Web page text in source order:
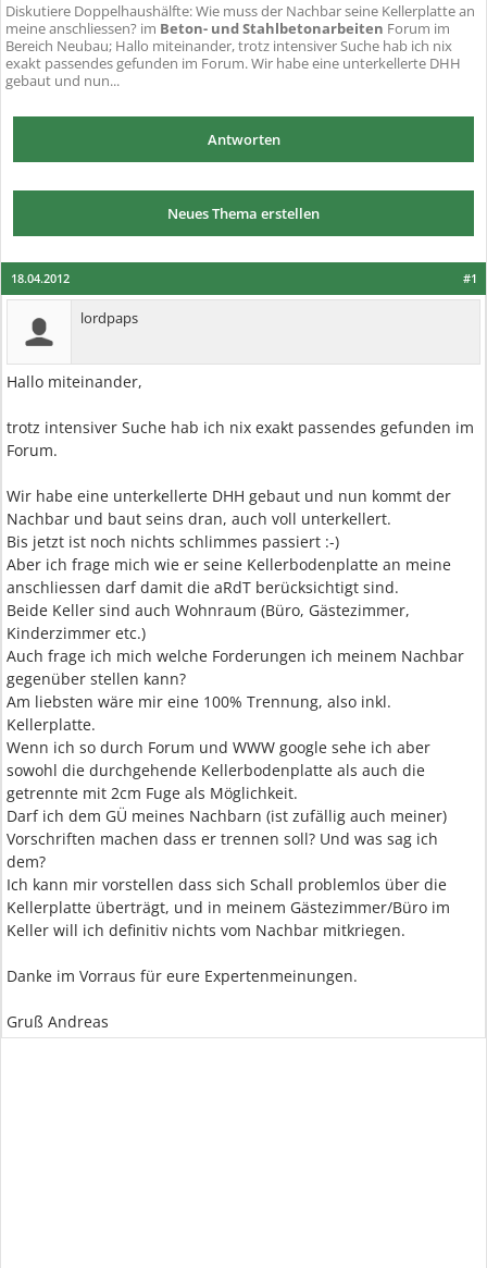
Diskutiere Doppelhaushälfte: Wie muss der Nachbar seine Kellerplatte an
meine anschliessen? im Beton- und Stahlbetonarbeiten Forum im
Bereich Neubau; Hallo miteinander, trotz intensiver Suche hab ich nix
exakt passendes gefunden im Forum. Wir habe eine unterkellerte DHH
gebaut und nun...
Antworten
Neues Thema erstellen
#1
18.04.2012
lordpaps
Hallo miteinander,
trotz intensiver Suche hab ich nix exakt passendes gefunden im
Forum.
Wir habe eine unterkellerte DHH gebaut und nun kommt der
Nachbar und baut seins dran, auch voll unterkellert.
Bis jetzt ist noch nichts schlimmes passiert :-)
Aber ich frage mich wie er seine Kellerbodenplatte an meine
anschliessen darf damit die aRdT berücksichtigt sind.
Beide Keller sind auch Wohnraum (Büro, Gästezimmer,
Kinderzimmer etc.)
Auch frage ich mich welche Forderungen ich meinem Nachbar
gegenüber stellen kann?
Am liebsten wäre mir eine 100% Trennung, also inkl.
Kellerplatte.
Wenn ich so durch Forum und WWW google sehe ich aber
sowohl die durchgehende Kellerbodenplatte als auch die
getrennte mit 2cm Fuge als Möglichkeit.
Darf ich dem GÜ meines Nachbarn (ist zufällig auch meiner)
Vorschriften machen dass er trennen soll? Und was sag ich
dem?
Ich kann mir vorstellen dass sich Schall problemlos über die
Kellerplatte überträgt, und in meinem Gästezimmer/Büro im
Keller will ich definitiv nichts vom Nachbar mitkriegen.
Danke im Vorraus für eure Expertenmeinungen.
Gruß Andreas